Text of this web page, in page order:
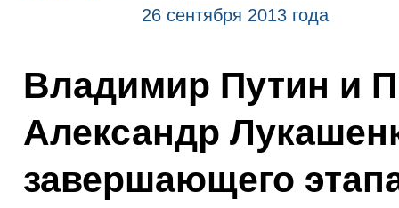
26 сентября 2013 года
Владимир Путин и
Александр
завершающего